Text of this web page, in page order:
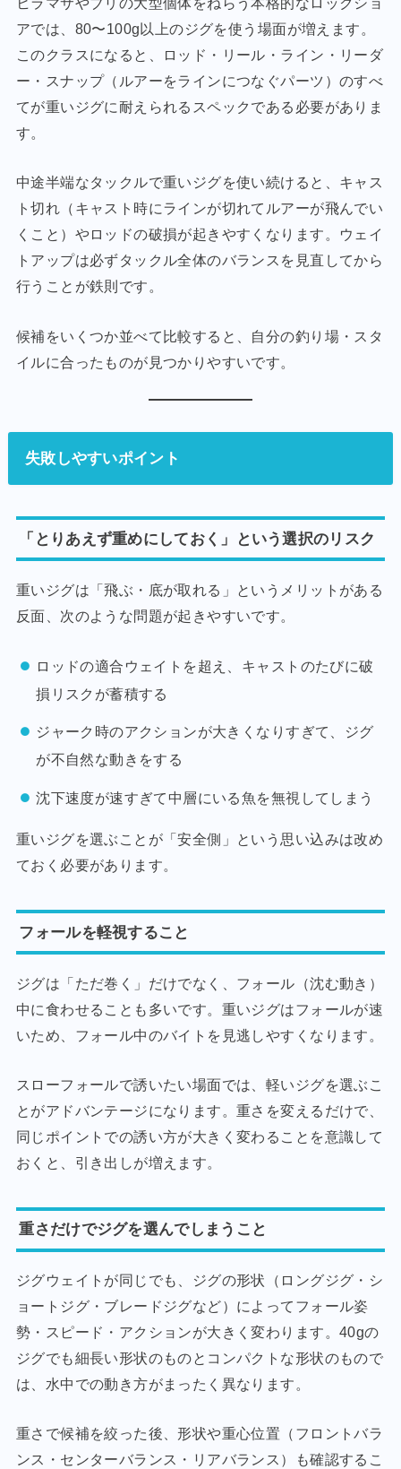
アでは、80〜100g以上のジグを使う場面が増えます。
このクラスになると、ロッド・リール・ライン・リーダ
ー・スナップ（ルアーをラインにつなぐパーツ）のすべ
てが重いジグに耐えられるスペックである必要がありま
す。
中途半端なタックルで重いジグを使い続けると、キャス
ト切れ（キャスト時にラインが切れてルアーが飛んでい
くこと）やロッドの破損が起きやすくなります。ウェイ
トアップは必ずタックル全体のバランスを見直してから
行うことが鉄則です。
候補をいくつか並べて比較すると、自分の釣り場・スタ
イルに合ったものが見つかりやすいです。
失敗しやすいポイント
「とりあえず重めにしておく」という選択のリスク
重いジグは「飛ぶ・底が取れる」というメリットがある
反面、次のような問題が起きやすいです。
ロッドの適合ウェイトを超え、キャストのたびに破
損リスクが蓄積する
ジャーク時のアクションが大きくなりすぎて、ジグ
が不自然な動きをする
沈下速度が速すぎて中層にいる魚を無視してしまう
重いジグを選ぶことが「安全側」という思い込みは改め
ておく必要があります。
フォールを軽視すること
ジグは「ただ巻く」だけでなく、フォール（沈む動き）
中に食わせることも多いです。重いジグはフォールが速
いため、フォール中のバイトを見逃しやすくなります。
スローフォールで誘いたい場面では、軽いジグを選ぶこ
とがアドバンテージになります。重さを変えるだけで、
同じポイントでの誘い方が大きく変わることを意識して
おくと、引き出しが増えます。
重さだけでジグを選んでしまうこと
ジグウェイトが同じでも、ジグの形状（ロングジグ・シ
ョートジグ・ブレードジグなど）によってフォール姿
勢・スピード・アクションが大きく変わります。40gの
ジグでも細長い形状のものとコンパクトな形状のもので
は、水中での動き方がまったく異なります。
重さで候補を絞った後、形状や重心位置（フロントバラ
ンス・センターバランス・リアバランス）も確認するこ